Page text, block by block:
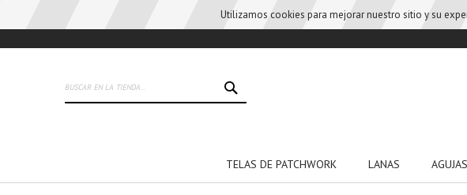
Utilizamos cookies para mejorar nuestro sitio y su
to
TELAS DE PATCHWORK LANAS